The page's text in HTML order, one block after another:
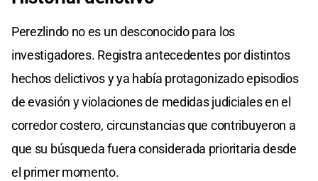
Perezlindo no es un desconocido para los
investigadores. Registra antecedentes por distintos
hechos delictivos y ya había protagonizado episodios
de evasión y violaciones de medidas judiciales en el
corredor costero, circunstancias que contribuyeron a
que su búsqueda fuera considerada prioritaria desde
el primer momento.